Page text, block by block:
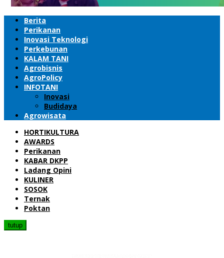
Berita
Perikanan
Inovasi Teknologi
Perkebunan
KALAM TANI
Agrobisnis
AgroPolicy
INFOTANI
Inovasi
Budidaya
Agrowisata
HORTIKULTURA
AWARDS
Perikanan
KABAR DKPP
Ladang Opini
KULINER
SOSOK
Ternak
Poktan
tutup